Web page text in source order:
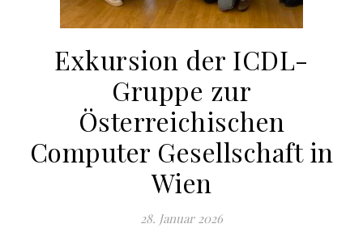
Exkursion der ICDL-
Gruppe zur
Österreichischen
Computer Gesellschaft in
Wien
28. Januar 2026